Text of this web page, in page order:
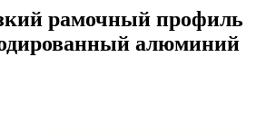
рамочный профиль
алюминий